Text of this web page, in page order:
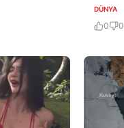
DÜNYA
0 0